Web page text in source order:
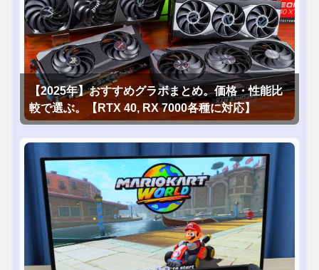
【2025年】おすすめグラボまとめ。価格・性能比
較で選ぶ。【RTX 40, RX 7000各種に対応】